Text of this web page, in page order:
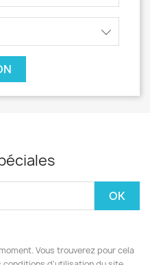
Vous trouverez pour cela